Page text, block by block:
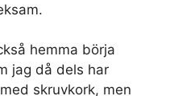
hemma börja
jag då dels har
skruvkork, men